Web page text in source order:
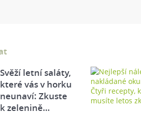
Svěží letní saláty,
které vás v horku
neunaví: Zkuste
k zelenině…